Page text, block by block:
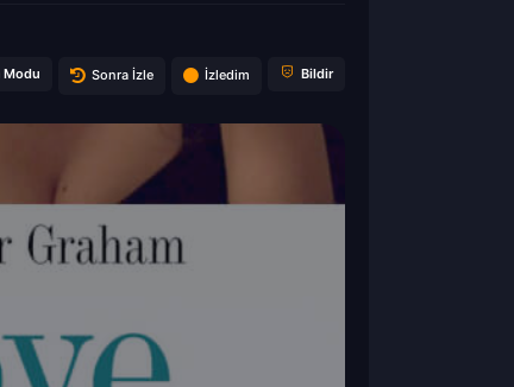
Modu Sonra İzle İzledim Bildir